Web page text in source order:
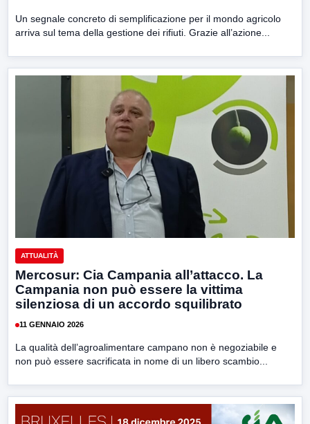
Un segnale concreto di semplificazione per il mondo agricolo
arriva sul tema della gestione dei rifiuti. Grazie all’azione...
ATTUALITÀ
Mercosur: Cia Campania all’attacco. La
Campania non può essere la vittima
silenziosa di un accordo squilibrato
11 GENNAIO 2026
La qualità dell’agroalimentare campano non è negoziabile e
non può essere sacrificata in nome di un libero scambio...